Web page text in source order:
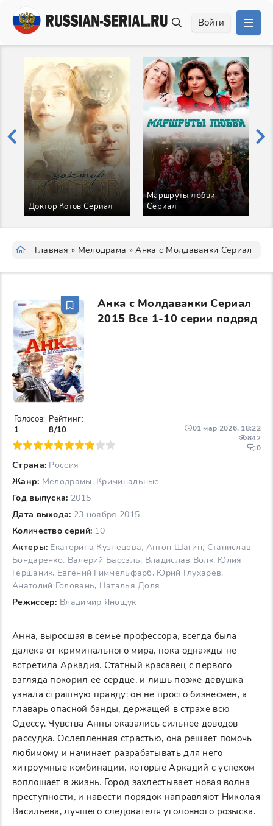
Войти
Доктор Котов Сериал
Маршруты любви
Сериал
Главная » Мелодрама » Анка с Молдаванки Сериал
Анка с Молдаванки Сериал
2015 Все 1-10 серии подряд
Страна: Россия
Жанр: Мелодрамы, Криминальные
Год выпуска: 2015
Дата выхода: 23 ноября 2015
Количество серий: 10
Актеры: Екатерина Кузнецова, Антон Шагин, Станислав
Бондаренко, Валерий Бассэль, Владислав Волк, Юлия
Гершаник, Евгений Гиммельфарб, Юрий Глухарев,
Анатолий Головань, Наталья Доля
Режиссер: Владимир Янощук
01 мар 2026, 18:22
842
0
Голосов:
1
Рейтинг:
8/10
7 8 9 10
Анна, выросшая в семье профессора, всегда была
далека от криминального мира, пока однажды не
встретила Аркадия. Статный красавец с первого
взгляда покорил ее сердце, и лишь позже девушка
узнала страшную правду: он не просто бизнесмен, а
главарь опасной банды, держащей в страхе всю
Одессу. Чувства Анны оказались сильнее доводов
рассудка. Ослепленная страстью, она решает помочь
любимому и начинает разрабатывать для него
хитроумные комбинации, которые Аркадий с успехом
воплощает в жизнь. Город захлестывает новая волна
преступности, и навести порядок направляют Николая
Васильева, лучшего следователя уголовного розыска.